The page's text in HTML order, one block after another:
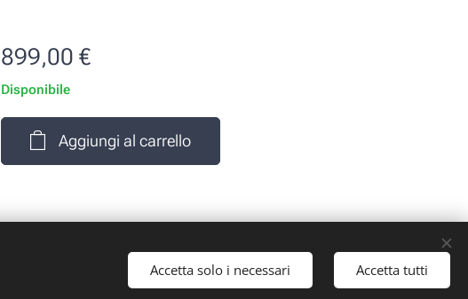
899,00 €
Disponibile
Aggiungi al carrello
Accetta solo i necessari Accetta tutti